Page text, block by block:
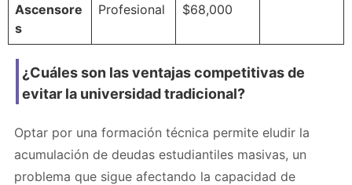
Ascensore
s
Profesional
$68,000
¿Cuáles son las ventajas competitivas de
evitar la universidad tradicional?
Optar por una formación técnica permite eludir la
acumulación de deudas estudiantiles masivas, un
problema que sigue afectando la capacidad de